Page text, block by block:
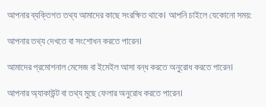
আপনার ব্যক্তিগত তথ্য আমাদের কাছে সংরক্ষিত থাকে। আপনি চাইলে যেকোনো সময়:
আপনার তথ্য দেখতে বা সংশোধন করতে পারেন।
আমাদের প্রমোশনাল মেসেজ বা ইমেইল আসা বন্ধ করতে অনুরোধ করতে পারেন।
আপনার অ্যাকাউন্ট বা তথ্য মুছে ফেলার অনুরোধ করতে পারেন।